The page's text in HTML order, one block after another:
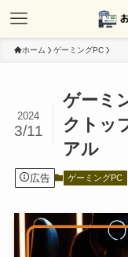
ホーム ゲーミングPC
ゲーミ
クトッ
アル
2024
3/11
広告 ゲーミングPC